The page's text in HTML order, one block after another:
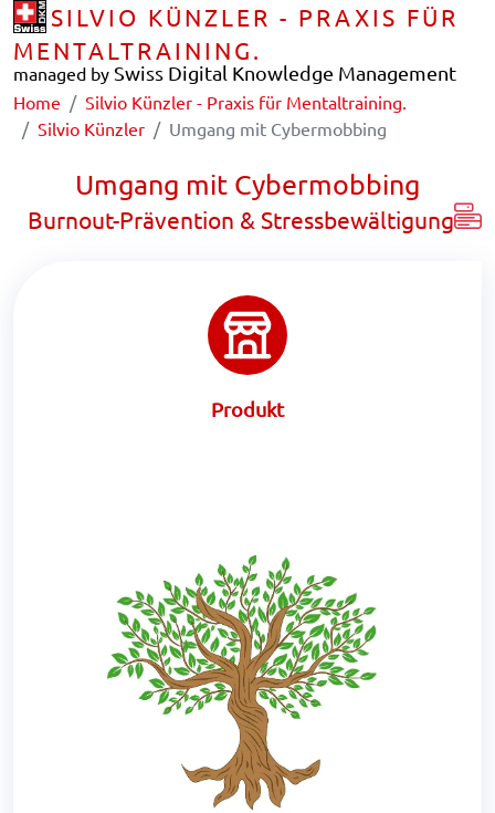
SILVIO KÜNZLER - PRAXIS FÜR
MENTALTRAINING.
managed by Swiss Digital Knowledge Management
Home
Silvio Künzler - Praxis für Mentaltraining.
Silvio Künzler
Umgang mit Cybermobbing
Umgang mit Cybermobbing
Burnout-Prävention & Stressbewältigung
Produkt